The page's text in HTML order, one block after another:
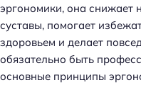
эргономики, она снижает
суставы, помогает
здоровьем и делает
обязательно быть
основные принципы